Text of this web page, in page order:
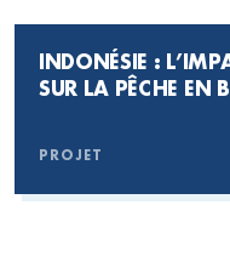
INDONÉSIE :
SUR LA PÊCHE EN
PROJET